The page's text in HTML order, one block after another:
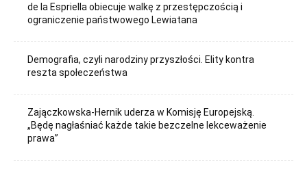
de la Espriella obiecuje walkę z przestępczością i
ograniczenie państwowego Lewiatana
Demografia, czyli narodziny przyszłości. Elity kontra
reszta społeczeństwa
Zajączkowska-Hernik uderza w Komisję Europejską.
„Będę nagłaśniać każde takie bezczelne lekceważenie
prawa”